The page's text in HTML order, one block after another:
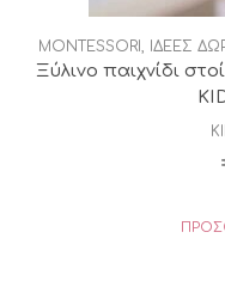
MONTESSORI , ΙΔΕΕΣ
Ξύλινο παιχνίδι